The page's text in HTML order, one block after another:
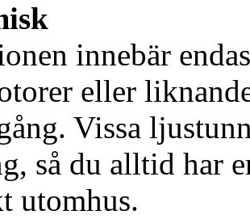
innebär
eller
Vissa
så du alltid har
utomhus.